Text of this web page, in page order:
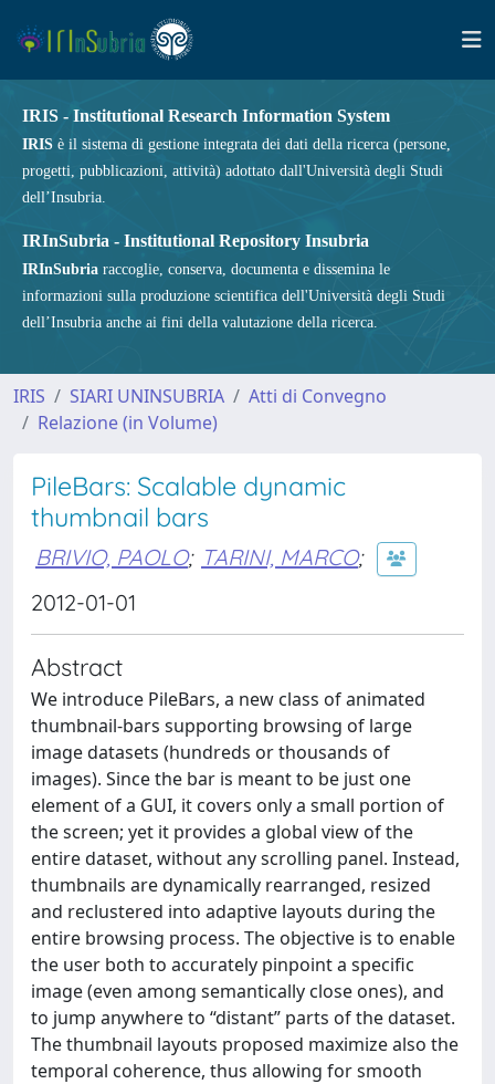
IRIS - Institutional Research Information System
IRIS è il sistema di gestione integrata dei dati della ricerca (persone,
progetti, pubblicazioni, attività) adottato dall'Università degli Studi
dell’Insubria.
IRInSubria - Institutional Repository Insubria
IRInSubria raccoglie, conserva, documenta e dissemina le
informazioni sulla produzione scientifica dell'Università degli Studi
dell’Insubria anche ai fini della valutazione della ricerca.
IRIS SIARI UNINSUBRIA
Atti di Convegno
Relazione (in Volume)
PileBars: Scalable dynamic
thumbnail bars
BRIVIO, PAOLO; TARINI, MARCO;
2012-01-01
Abstract
We introduce PileBars, a new class of animated
thumbnail-bars supporting browsing of large
image datasets (hundreds or thousands of
images). Since the bar is meant to be just one
element of a GUI, it covers only a small portion of
the screen; yet it provides a global view of the
entire dataset, without any scrolling panel. Instead,
thumbnails are dynamically rearranged, resized
and reclustered into adaptive layouts during the
entire browsing process. The objective is to enable
the user both to accurately pinpoint a specific
image (even among semantically close ones), and
to jump anywhere to “distant” parts of the dataset.
The thumbnail layouts proposed maximize also the
temporal coherence, thus allowing for smooth